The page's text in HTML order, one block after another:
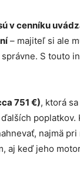
v cenníku
– majiteľ si ale
správne. S touto
751 €), ktorá
poplatkov.
najmä
aj keď jeho